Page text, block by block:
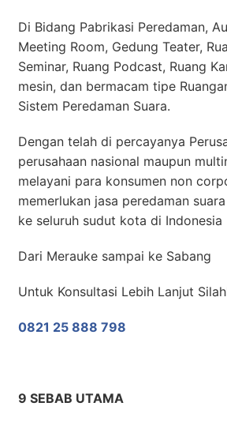
Di Bidang Pabrikasi Peredaman,
Meeting Room, Gedung Teater,
Seminar, Ruang Podcast, Ruang
mesin, dan bermacam tipe
Sistem Peredaman Suara.
Dengan telah di percayanya
perusahaan nasional maupun
melayani para konsumen non
memerlukan jasa peredaman
ke seluruh sudut kota di Indonesia
Dari Merauke sampai ke Sabang
Untuk Konsultasi Lebih Lanjut
0821 25 888 798
9 SEBAB UTAMA